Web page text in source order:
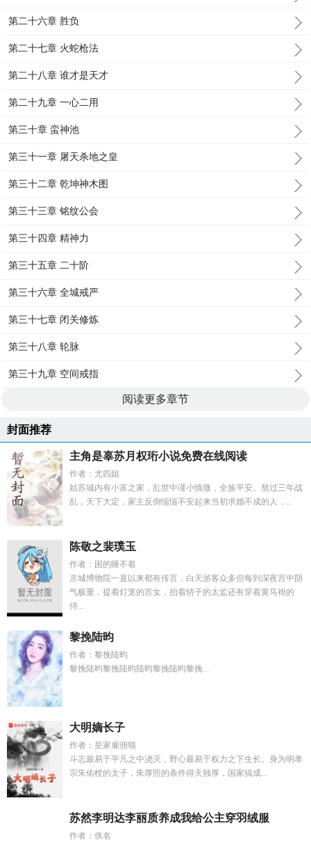
第二十六章 胜负
第二十七章 火蛇枪法
第二十八章 谁才是天才
第二十九章 一心二用
第三十章 蛮神池
第三十一章 屠天杀地之皇
第三十二章 乾坤神木图
第三十三章 铭纹公会
第三十四章 精神力
第三十五章 二十阶
第三十六章 全城戒严
第三十七章 闭关修炼
第三十八章 轮脉
第三十九章 空间戒指
阅读更多章节
封面推荐
主角是辜苏月权珩小说免费在线阅读
作者：尤四姐
姑苏城内有小富之家，乱世中谨小慎微，全族平安。熬过三年战
乱，天下大定，家主反倒惴惴不安起来当初求婚不成的人，...
陈敬之裴璞玉
作者：困的睡不着
京城博物院一直以来都有传言，白天游客众多但每到深夜宫中阴
气极重，提着灯笼的宫女，抬着轿子的太监还有穿着黄马褂的
侍...
黎挽陆昀
作者：黎挽陆昀
黎挽陆昀黎挽陆昀陆昀黎挽陆昀黎挽...
大明嫡长子
作者：皇家雇佣猫
斗志最易于平凡之中浇灭，野心最易于权力之下生长。身为明孝
宗朱佑樘的太子，朱厚照的条件得天独厚，国家搞成...
苏然李明达李丽质养成我给公主穿羽绒服
作者：佚名